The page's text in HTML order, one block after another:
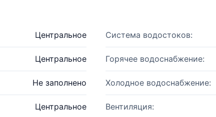
Центральное Система водостоков:
Центральное Горячее водоснабжение:
Не заполнено Холодное водоснабжение:
Центральное Вентиляция: